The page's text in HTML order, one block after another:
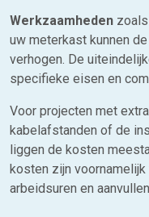
Werkzaamheden
uw meterkast kunnen
verhogen. De
specifieke eisen en
Voor projecten met
kabelafstanden of de
liggen de kosten
kosten zijn
arbeidsuren en